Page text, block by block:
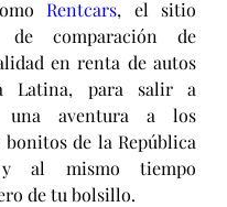
Rentcars, el sitio
comparación de
en renta de autos
Latina, para salir a
una aventura a los
bonitos de la República
y al mismo tiempo
de tu bolsillo.